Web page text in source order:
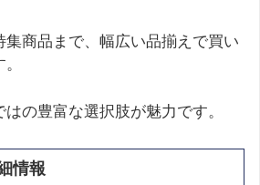
集商品まで、幅広い品揃えで買い
の豊富な選択肢が魅力です。
情報